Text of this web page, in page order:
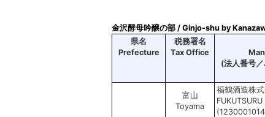
金沢酵母吟醸の部 / Ginjo-shu by
県名
Prefecture
税務署名
Tax Office
(法人番号／
富山
Toyama
福鶴酒造株